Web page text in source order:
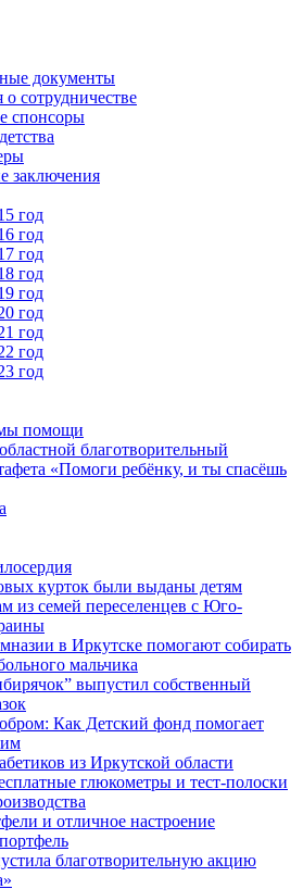
документы
сотрудничестве
спонсоры
заключения
год
год
год
год
год
год
год
год
год
помощи
благотворительный
«Помоги ребёнку, и ты спасёшь
курток были выданы детям
из семей переселенцев с Юго-
в Иркутске помогают собирать
мальчика
выпустил собственный
Как Детский фонд помогает
из Иркутской области
глюкометры и тест-полоски
и отличное настроение
благотворительную акцию